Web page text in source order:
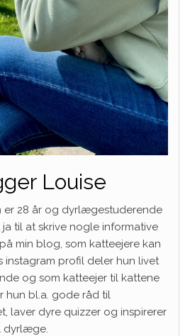
Louise
er 28 år og dyrlægestuderende
ja til at skrive nogle informative
min blog, som katteejere kan
instagram profil deler hun livet
og som katteejer til kattene
hun bl.a. gode råd til
laver dyre quizzer og inspirerer
dyrlæge.